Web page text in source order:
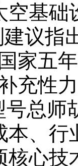
空基础
建议指
家五
充性
总师
本、行
核心技